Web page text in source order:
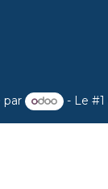
par - Le #1